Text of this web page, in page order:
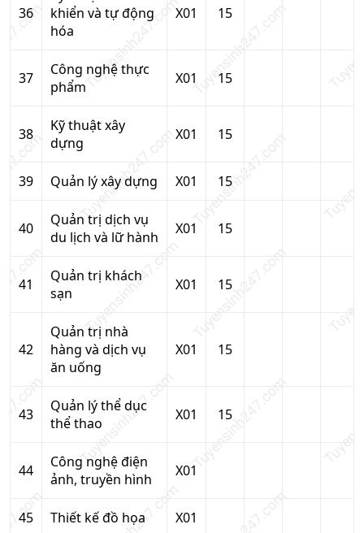
36
khiển và tự động
hóa
X01 15
37
Công nghệ thực
phẩm
X01 15
38
Kỹ thuật xây
dựng
X01 15
39 Quản lý xây dựng X01 15
40
Quản trị dịch vụ
du lịch và lữ hành
X01 15
41
Quản trị khách
sạn
X01 15
42
Quản trị nhà
hàng và dịch vụ
ăn uống
X01 15
43
Quản lý thể dục
thể thao
X01 15
44
Công nghệ điện
ảnh, truyền hình
X01
45 Thiết kế đồ họa X01